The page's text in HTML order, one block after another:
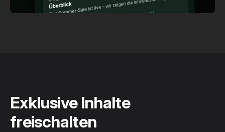
Exklusive Inhalte
freischalten